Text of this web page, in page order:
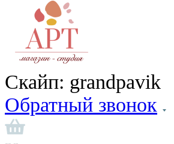
Скайп: grandpavik
Обратный звонок